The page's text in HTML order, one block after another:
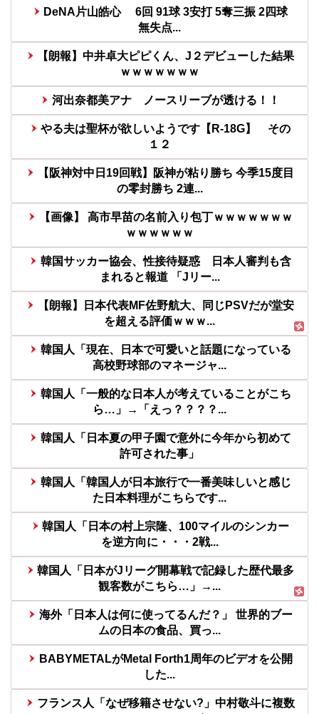
DeNA片山皓心 6回 91球 3安打 5奪三振 2四球
無失点...
【朗報】中井卓大ピピくん、J２デビューした結果
ｗｗｗｗｗｗｗ
河出奈都美アナ ノースリーブが透ける！！
やる夫は聖杯が欲しいようです【R-18G】 その
１２
【阪神対中日19回戦】阪神が粘り勝ち 今季15度目
の零封勝ち 2連...
【画像】 高市早苗の名前入り包丁ｗｗｗｗｗｗｗ
ｗｗｗｗｗｗ
韓国サッカー協会、性接待疑惑 日本人審判も含
まれると報道 「Jリー...
【朗報】日本代表MF佐野航大、同じPSVだが堂安
を超える評価ｗｗｗ...
韓国人「現在、日本で可愛いと話題になっている
高校野球部のマネージャ...
韓国人「一般的な日本人が考えていることがこち
ら…」→「えっ？？？？...
韓国人「日本夏の甲子園で意外に今年から初めて
許可された事」
韓国人「韓国人が日本旅行で一番美味しいと感じ
た日本料理がこちらです...
韓国人「日本の村上宗隆、100マイルのシンカー
を逆方向に・・・2戦...
韓国人「日本がJリーグ開幕戦で記録した歴代最多
観客数がこちら…」→...
海外「日本人は何に使ってるんだ？」 世界的ブー
ムの日本の食品、買っ...
BABYMETALがMetal Forth1周年のビデオを公開
した...
フランス人「なぜ移籍させない?」中村敬斗に複数